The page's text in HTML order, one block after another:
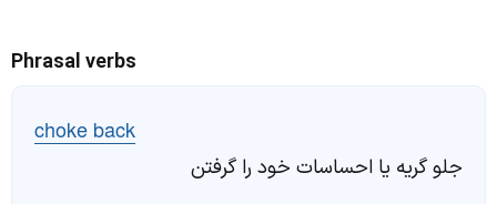
Phrasal verbs
choke back
جلو گریه یا احساسات خود را گرفتن